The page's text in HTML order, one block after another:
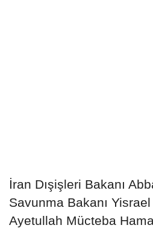
İran Dışişleri Bakanı
Savunma Bakanı
Ayetullah Mücteba